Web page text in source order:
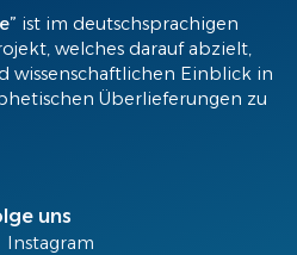
ist im deutschsprachigen
welches darauf abzielt,
wissenschaftlichen Einblick in
Überlieferungen zu
uns
Instagram